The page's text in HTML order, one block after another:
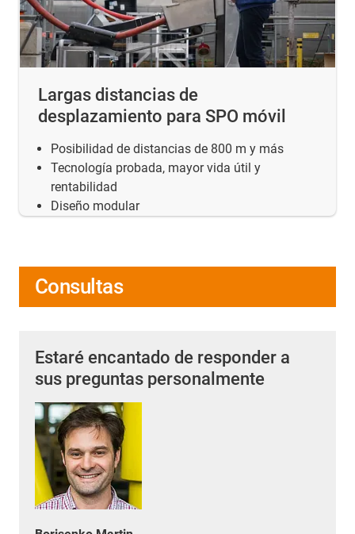
Largas distancias de
desplazamiento para SPO móvil
Posibilidad de distancias de 800 m y más
Tecnología probada, mayor vida útil y
rentabilidad
Diseño modular
Consultas
Estaré encantado de responder a
sus preguntas personalmente